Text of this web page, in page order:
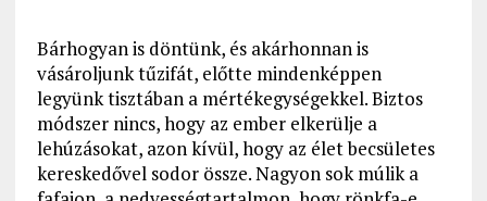
Bárhogyan is döntünk, és akárhonnan is
vásároljunk tűzifát, előtte mindenképpen
legyünk tisztában a mértékegységekkel. Biztos
módszer nincs, hogy az ember elkerülje a
lehúzásokat, azon kívül, hogy az élet becsületes
kereskedővel sodor össze. Nagyon sok múlik a